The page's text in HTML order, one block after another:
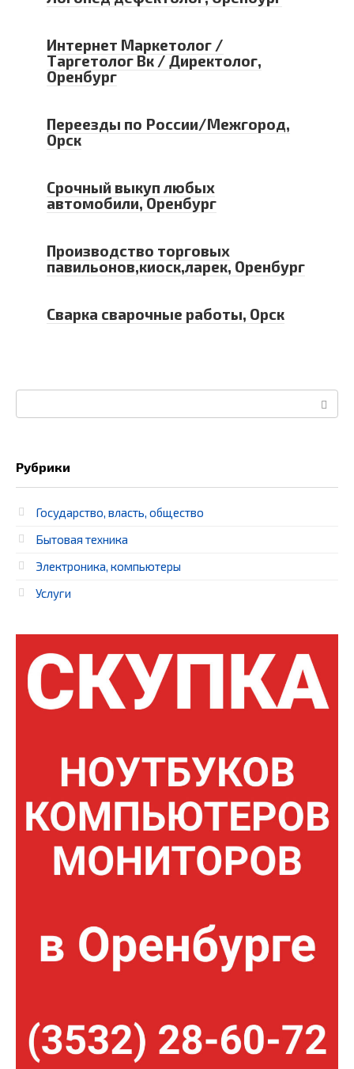
Интернет Маркетолог /
Таргетолог Вк / Директолог,
Оренбург
Переезды по России/Межгород,
Орск
Срочный выкуп любых
автомобили, Оренбург
Производство торговых
павильонов,киоск,ларек, Оренбург
Сварка сварочные работы, Орск
Рубрики
Государство, власть, общество
Бытовая техника
Электроника, компьютеры
Услуги